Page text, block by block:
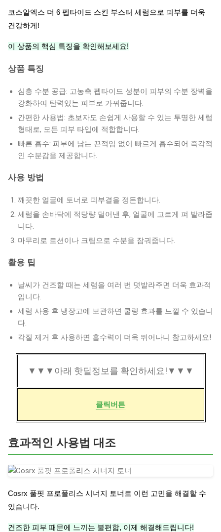
코스알엑스 더 6 펩타이드 스킨 부스터 세럼으로 피부를 더욱
건강하게!
이 상품의 핵심 특징을 확인해보세요!
상품 특징
심층 수분 공급: 고농축 펩타이드 성분이 피부의 수분 장벽을
강화하여 탄력있는 피부로 가꿔줍니다.
간편한 사용법: 초보자도 손쉽게 사용할 수 있는 투명한 세럼
형태로, 모든 피부 타입에 적합합니다.
빠른 흡수: 피부에 남는 끈적임 없이 빠르게 흡수되어 즉각적
인 수분감을 제공합니다.
사용 방법
깨끗한 얼굴에 토너로 피부결을 정돈합니다.
세럼을 손바닥에 적당량 덜어낸 후, 얼굴에 고르게 펴 발라줍
니다.
마무리로 로션이나 크림으로 수분을 잠궈줍니다.
활용 팁
날씨가 건조할 때는 세럼을 여러 번 덧발라주면 더욱 효과적
입니다.
세럼 사용 후 냉장고에 보관하면 쿨링 효과를 느낄 수 있습니
다.
각질 제거 후 사용하면 흡수력이 더욱 뛰어나니 참고하세요!
▼▼▼아래 핫딜정보를 확인하세요!▼▼▼
클릭버튼
효과적인 사용법 대조
Cosrx 풀핏 프로폴리스 시너지 토너로 이런 고민을 해결할 수
있습니다.
건조한 피부 때문에 느끼는 불편함, 이제 해결해드립니다!